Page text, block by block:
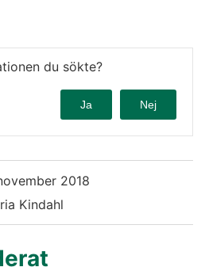
du sökte?
Ja Nej
2018
Kindahl